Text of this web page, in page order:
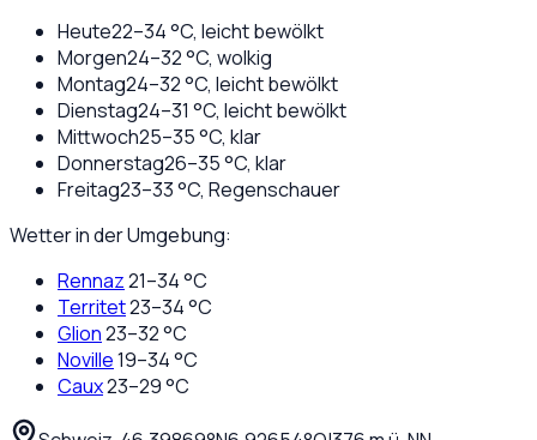
Heute22–34°C, leicht bewölkt
Morgen24–32°C, wolkig
Montag24–32°C, leicht bewölkt
Dienstag24–31 °C, leicht bewölkt
Mittwoch25–35°C, klar
Donnerstag26–35°C, klar
Freitag23–33°C, Regenschauer
Wetter in der Umgebung:
Rennaz21–34°C
Territet23–34°C
Glion23–32°C
Noville19–34°C
Caux23–29°C